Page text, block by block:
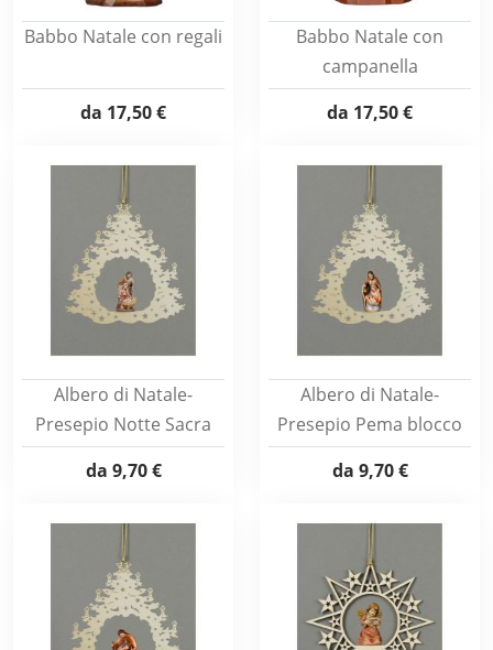
Babbo Natale con regali
da 17,50 €
Babbo Natale con
campanella
da 17,50 €
Albero di Natale-
Presepio Notte Sacra
da 9,70 €
Albero di Natale-
Presepio Pema blocco
da 9,70 €